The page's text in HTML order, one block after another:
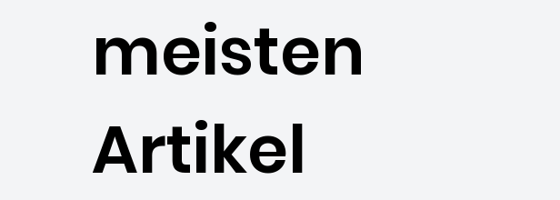
meisten
Artikel